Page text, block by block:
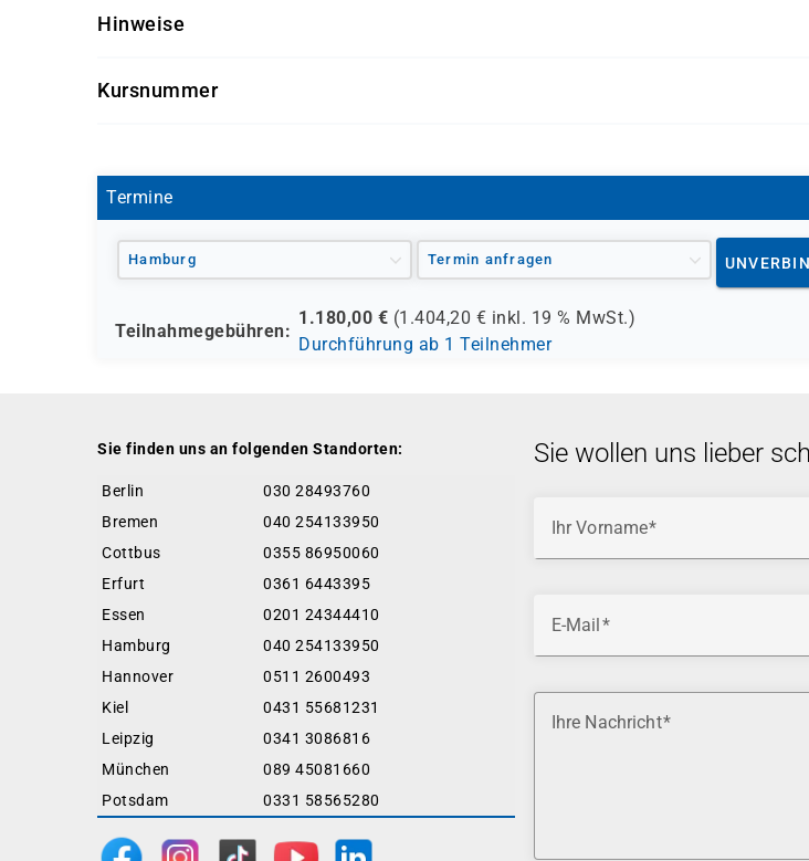
Hinweise
Kursnummer
Termine
Hamburg Termin anfragen
Teilnahmegebühren:
1.180,00 € (1.404,20 € inkl. 19 % MwSt.)
Durchführung ab 1 Teilnehmer
Sie finden uns an folgenden Standorten:
Berlin
030 28493760
Bremen
040 254133950
Cottbus
0355 86950060
Erfurt
0361 6443395
Essen
0201 24344410
Hamburg
040 254133950
Hannover
0511 2600493
Kiel
0431 55681231
Leipzig
0341 3086816
München
089 45081660
Potsdam
0331 58565280
Sie wollen uns lieber
Ihr Vorname
E-Mail
Ihre Nachricht